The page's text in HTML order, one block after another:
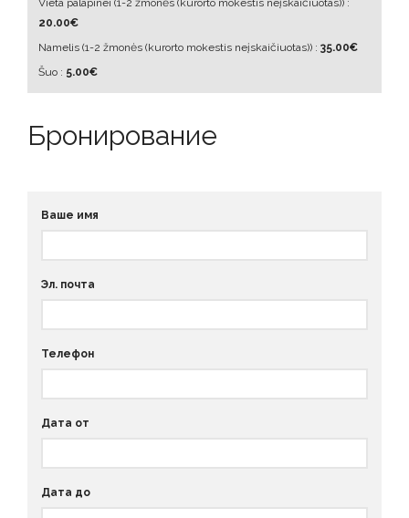
Vieta palapinei (1-2 žmonės (kurorto mokestis neįskaičiuotas)) :
20.00€
Namelis (1-2 žmonės (kurorto mokestis neįskaičiuotas)) : 35.00€
Šuo : 5.00€
Бронирование
Ваше имя
Эл. почта
Телефон
Дата от
Дата до